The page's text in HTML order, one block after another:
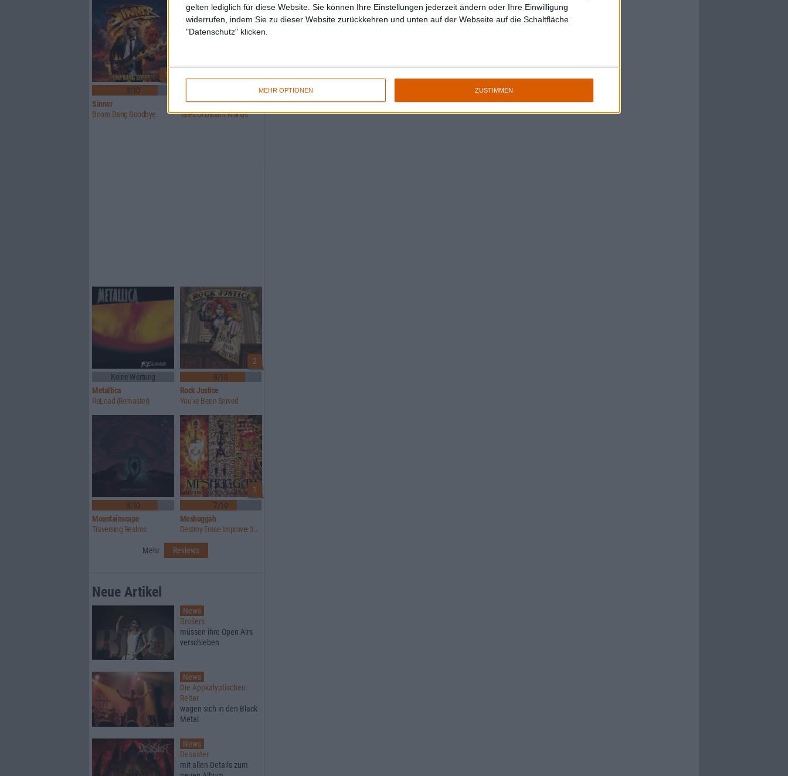
gelten lediglich für diese Website. Sie können Ihre Einstellungen jederzeit ändern oder Ihre Einwilligung
widerrufen, indem Sie zu dieser Website zurückkehren und unten auf der Webseite auf die Schaltfläche
"Datenschutz" klicken.
MEHR OPTIONEN ZUSTIMMEN
1
8/10
Sinner
Boom Bang Goodbye
Crusade Of Bards
Tales Of Distant Worlds
Keine Wertung
Metallica
ReLoad (Remaster)
2
8/10
Rock Justice
You've Been Served
8/10
Mountainscape
Traversing Realms
1
7/10
Meshuggah
Destroy Erase Improve: 30th Anniversary Edition
Mehr Reviews
Neue Artikel
News
Broilers
müssen ihre Open Airs
verschieben
News
Die Apokalyptischen
Reiter
wagen sich in den Black
Metal
News
Desaster
mit allen Details zum